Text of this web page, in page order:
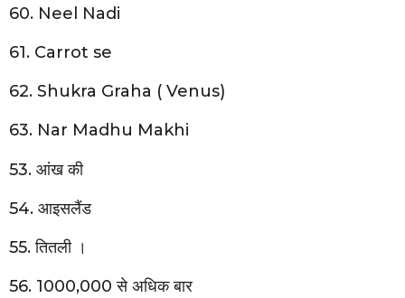
60. Neel Nadi
61. Carrot se
62. Shukra Graha ( Venus)
63. Nar Madhu Makhi
53. आंख की
54. आइसलैंड
55. तितली ।
56. 1000,000 से अधिक बार